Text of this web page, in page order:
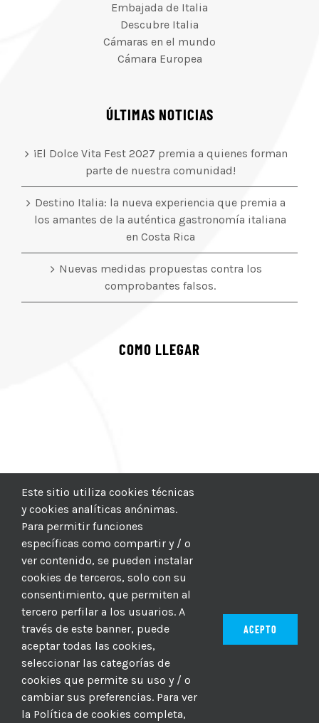
Embajada de Italia
Descubre Italia
Cámaras en el mundo
Cámara Europea
ÚLTIMAS NOTICIAS
¡El Dolce Vita Fest 2027 premia a quienes forman
parte de nuestra comunidad!
Destino Italia: la nueva experiencia que premia a
los amantes de la auténtica gastronomía italiana
en Costa Rica
Nuevas medidas propuestas contra los
comprobantes falsos.
COMO LLEGAR
© 2012–2025 |CICIC| Hosting: Hosting Para PYMES
MBAGIO.COM
| Todos los derechos reservados
Este sitio utiliza cookies técnicas
y cookies analíticas anónimas.
Para permitir funciones
específicas como compartir y / o
ver contenido, se pueden instalar
cookies de terceros, solo con su
consentimiento, que permiten al
tercero perfilar a los usuarios. A
través de este banner, puede
aceptar todas las cookies,
seleccionar las categorías de
cookies que permite su uso y / o
cambiar sus preferencias. Para ver
la Política de cookies completa,
ACEPTO